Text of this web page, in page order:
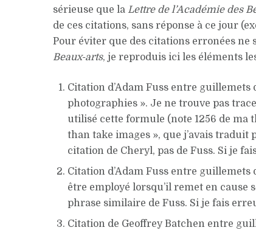
sérieuse que la Lettre de l’Académie des
de ces citations, sans réponse à ce jour
Pour éviter que des citations erronées ne
Beaux-arts, je reproduis ici les éléments
Citation d’Adam Fuss entre guillemets
photographies ». Je ne trouve pas
utilisé cette formule (note 1256 de ma
than take images », que j’avais traduit
citation de Cheryl, pas de Fuss. Si je
Citation d’Adam Fuss entre guillemets
être employé lorsqu’il remet en cause
phrase similaire de Fuss. Si je fais
Citation de Geoffrey Batchen entre